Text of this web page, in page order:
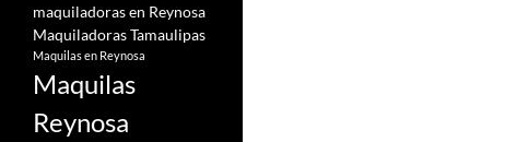
maquiladoras en Reynosa
Maquiladoras Tamaulipas
Maquilas en Reynosa
Maquilas
Reynosa